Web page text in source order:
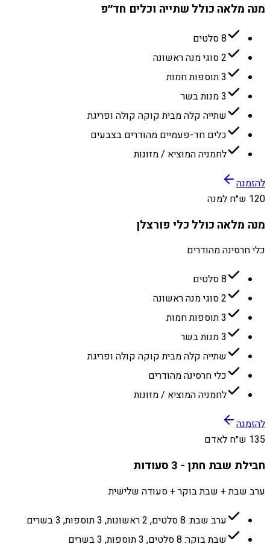
מנה מלאה כולל שתייה וכלים חד״פ
8 סלטים
2 סוגי מנה ראשונה
3 תוספות חמות
3 מנות בשר
שתייה קלה מבית קוקה קולה ופריגת
כלים חד-פעמיים מהודרים בצבעים
לחמניה המוציא / מזונות
להזמנה
120 ש״ח למנה
מנה מלאה כולל כלי פורצלן
כלי חרסינה מהודרים
8 סלטים
2 סוגי מנה ראשונה
3 תוספות חמות
3 מנות בשר
שתייה קלה מבית קוקה קולה ופריגת
כלי חרסינה מהודרים
לחמניה המוציא / מזונות
להזמנה
135 ש״ח לאדם
חבילת שבת חתן - 3 סעודות
ערב שבת + שבת בוקר + סעודה שלישית
ערב שבת: 8 סלטים, 2 ראשונות, 3 תוספות, 3 בשרים
שבת בוקר: 8 סלטים, 3 תוספות, 3 בשרים